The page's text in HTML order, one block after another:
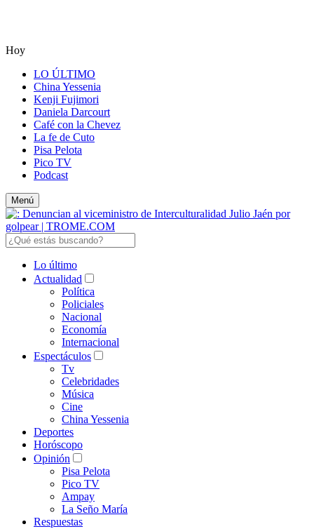
Hoy
LO ÚLTIMO
China Yessenia
Kenji Fujimori
Daniela Darcourt
Café con la Chevez
La fe de Cuto
Pisa Pelota
Pico TV
Podcast
Menú
Lo último
Actualidad
Política
Policiales
Nacional
Economía
Internacional
Espectáculos
Tv
Celebridades
Música
Cine
China Yessenia
Deportes
Horóscopo
Opinión
Pisa Pelota
Pico TV
Ampay
La Seño María
Respuestas